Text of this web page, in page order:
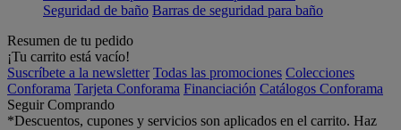
Seguridad de baño Barras de seguridad para baño
Resumen de tu pedido
¡Tu carrito está vacío!
Suscríbete a la newsletter Todas las promociones Colecciones
Conforama Tarjeta Conforama Financiación Catálogos Conforama
Seguir Comprando
*Descuentos, cupones y servicios son aplicados en el carrito. Haz